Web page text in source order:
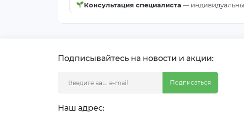
Консультация специалиста —
Подписывайтесь на новости и акции:
Подписаться
Наш адрес: